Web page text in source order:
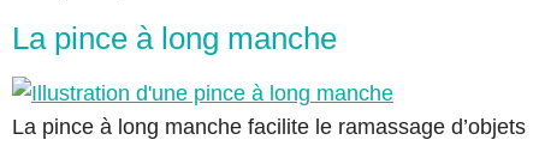
La pince à long manche
La pince à long manche facilite le ramassage d’objets